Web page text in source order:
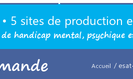
5 sites de production
handicap mental, psychique
Accueil /